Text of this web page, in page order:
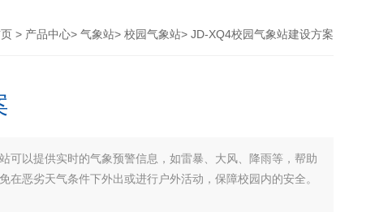
> 产品中心> 气象站> 校园气象站> JD-XQ4校园气象站建设方案
可以提供实时的气象预警信息，如雷暴、大风、降雨等，帮助
在恶劣天气条件下外出或进行户外活动，保障校园内的安全。